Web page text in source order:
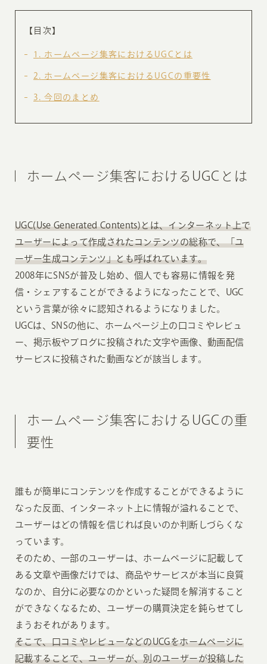
【目次】
1 ホームページ集客におけるUGCとは
2 ホームページ集客におけるUGCの重要性
3 今回のまとめ
ホームページ集客におけるUGCとは
UGC(Use Generated Contents)とは、インターネット上で
ユーザーによって作成されたコンテンツの総称で、「ユ
ーザー生成コンテンツ」とも呼ばれています。
2008年にSNSが普及し始め、個人でも容易に情報を発
信・シェアすることができるようになったことで、UGC
という言葉が徐々に認知されるようになりました。
UGCは、SNSの他に、ホームページ上の口コミやレビュ
ー、掲示板やブログに投稿された文字や画像、動画配信
サービスに投稿された動画などが該当します。
ホームページ集客におけるUGCの重
要性
誰もが簡単にコンテンツを作成することができるように
なった反面、インターネット上に情報が溢れることで、
ユーザーはどの情報を信じれば良いのか判断しづらくな
っています。
そのため、一部のユーザーは、ホームページに記載して
ある文章や画像だけでは、商品やサービスが本当に良質
なのか、自分に必要なのかといった疑問を解消すること
ができなくなるため、ユーザーの購買決定を鈍らせてし
まうおそれがあります。
そこで、口コミやレビューなどのUCGをホームページに
記載することで、ユーザーが、別のユーザーが投稿した